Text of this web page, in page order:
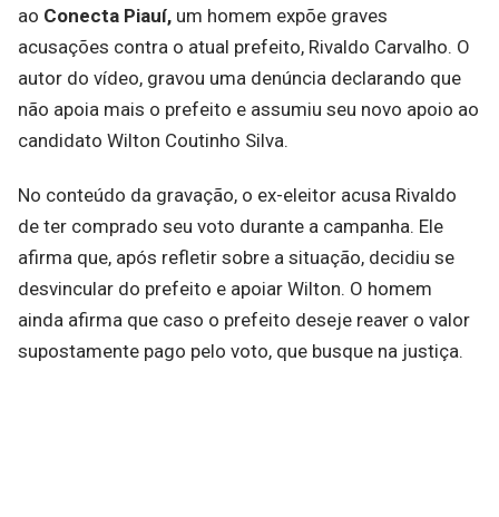
ao Conecta Piauí, um homem expõe graves
acusações contra o atual prefeito, Rivaldo Carvalho. O
autor do vídeo, gravou uma denúncia declarando que
não apoia mais o prefeito e assumiu seu novo apoio ao
candidato Wilton Coutinho Silva.
No conteúdo da gravação, o ex-eleitor acusa Rivaldo
de ter comprado seu voto durante a campanha. Ele
afirma que, após refletir sobre a situação, decidiu se
desvincular do prefeito e apoiar Wilton. O homem
ainda afirma que caso o prefeito deseje reaver o valor
supostamente pago pelo voto, que busque na justiça.